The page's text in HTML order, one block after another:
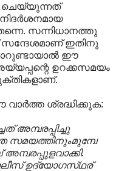
ചെയ്യുന്നത്
സന്നിധാനത്തു
ഇതിനു
ഈ
ഉറക്കസമയം
ശ്രദ്ധിക്കുക:
അമ്പരപ്പിച്ചു
സമയത്തിനുംമുമ്പേ
അമ്പരപ്പുളവാക്കി.
ഉദ്യോഗസ്‌ഥര്